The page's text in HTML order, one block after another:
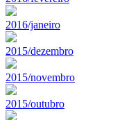
2016/janeiro
2015/dezembro
2015/novembro
2015/outubro